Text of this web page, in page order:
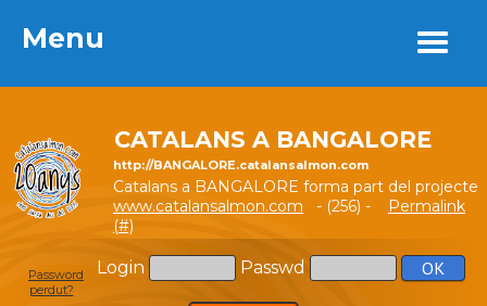
Menu
CATALANS A BANGALORE
http://BANGALORE.catalansalmon.com
Catalans a BANGALORE forma part del projecte
www.catalansalmon.com - (256) -
Permalink
(#)
Login Passwd
Password
perdut?
Menu